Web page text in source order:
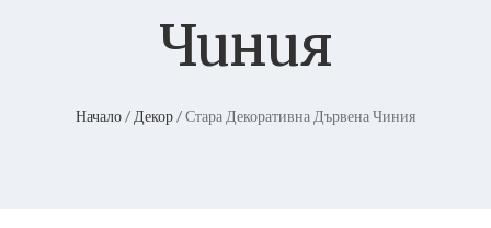
Чиния
Начало/ Декор/ Стара Декоративна Дървена Чиния